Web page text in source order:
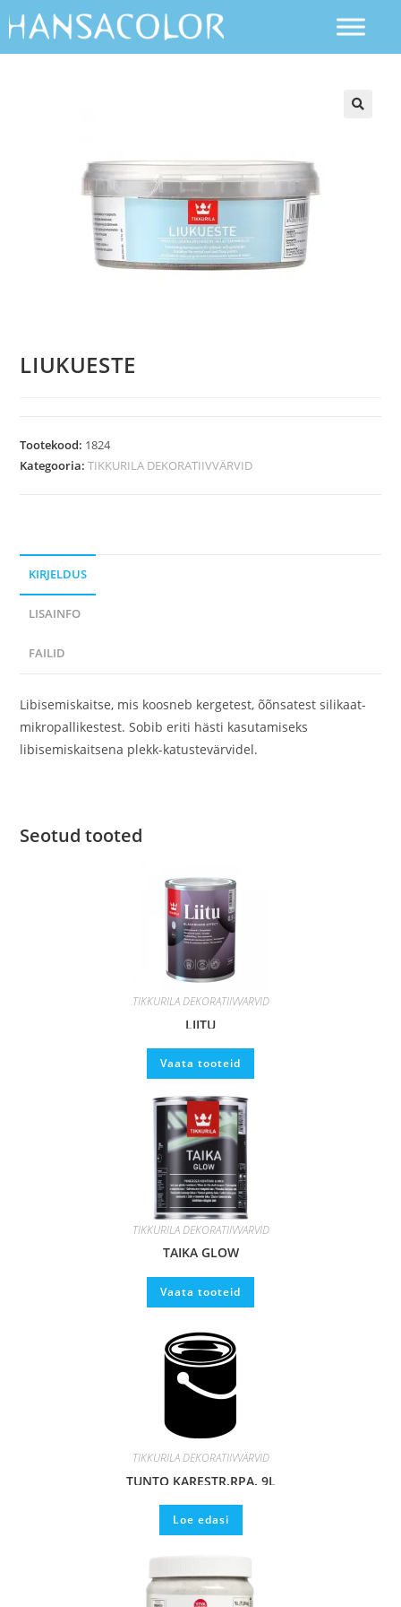
LIUKUESTE
Tootekood: 1824
Kategooria:TIKKURILA DEKORATIIVVÄRVID
KIRJELDUS
LISAINFO
FAILID
Libisemiskaitse, mis koosneb kergetest, õõnsatest silikaat-
mikropallikestest. Sobib eriti hästi kasutamiseks
libisemiskaitsena plekk-katustevärvidel.
Seotud tooted
TIKKURILA DEKORATIIVVÄRVID
LIITU
Vaata tooteid
TIKKURILA DEKORATIIVVÄRVID
TAIKA GLOW
Vaata tooteid
TIKKURILA DEKORATIIVVÄRVID
TUNTO KARESTR.RPA. 9L
Loe edasi